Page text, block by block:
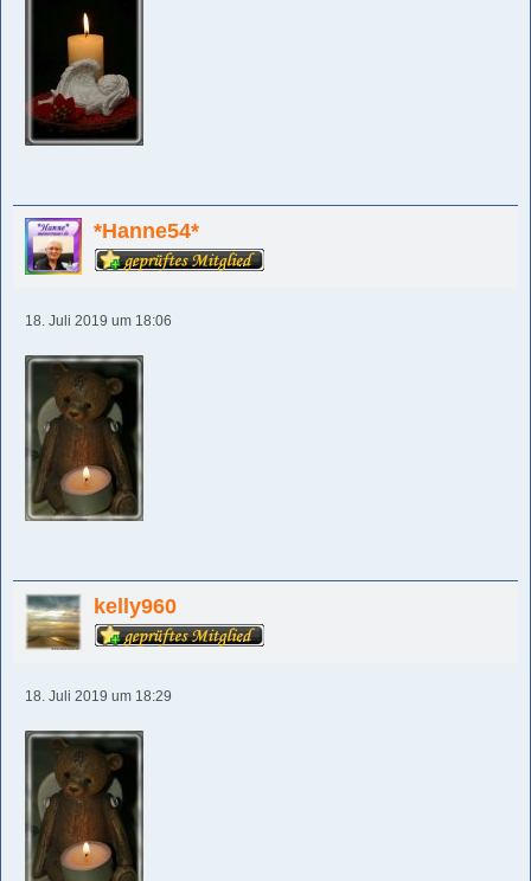
*Hanne54*
18. Juli 2019 um 18:06
kelly960
18. Juli 2019 um 18:29